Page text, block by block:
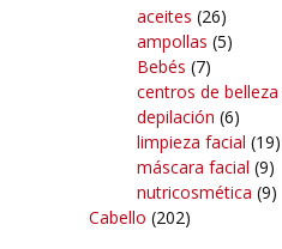
aceites (26)
ampollas (5)
Bebés (7)
centros de belleza
depilación (6)
limpieza facial (19)
máscara facial (9)
nutricosmética (9)
Cabello (202)